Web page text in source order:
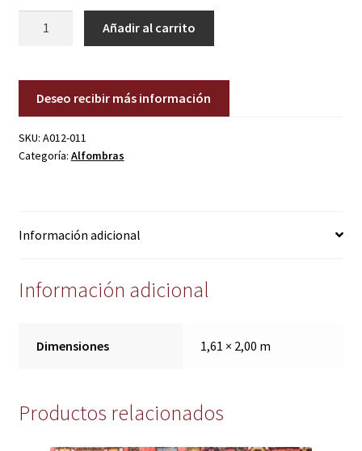
Añadir al carrito
Deseo recibir más información
SKU: A012-011
Categoría: Alfombras
Información adicional
Información adicional
Dimensiones 1,61 × 2,00 m
Productos relacionados